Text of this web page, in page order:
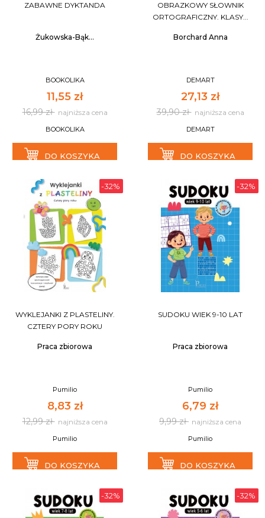
ZABAWNE DYKTANDA
Żukowska-Bąk...
BOOKOLIKA
11,55 zł
16,99 zł najniższa cena
BOOKOLIKA
DO KOSZYKA
OBRAZKOWY SŁOWNIK
ORTOGRAFICZNY. KLASY...
Borchard Anna
DEMART
27,13 zł
39,90 zł najniższa cena
DEMART
DO KOSZYKA
-32%
WYKLEJANKI Z PLASTELINY.
CZTERY PORY ROKU
Praca zbiorowa
Pumilio
8,83 zł
12,99 zł najniższa cena
Pumilio
DO KOSZYKA
-32%
SUDOKU WIEK 9-10 LAT
Praca zbiorowa
Pumilio
6,79 zł
9,99 zł najniższa cena
Pumilio
DO KOSZYKA
-32% -32%